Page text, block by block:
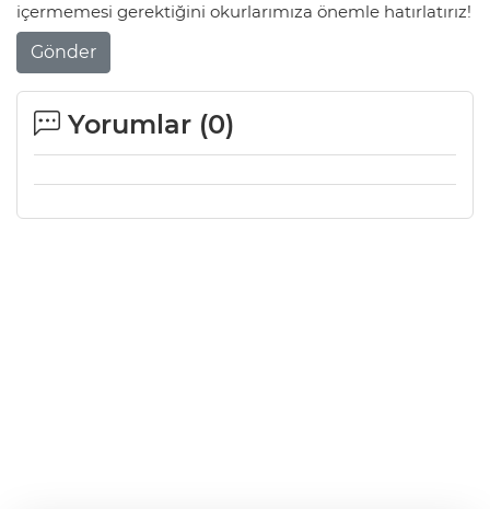
içermemesi gerektiğini okurlarımıza önemle hatırlatırız!
Gönder
Yorumlar (0)